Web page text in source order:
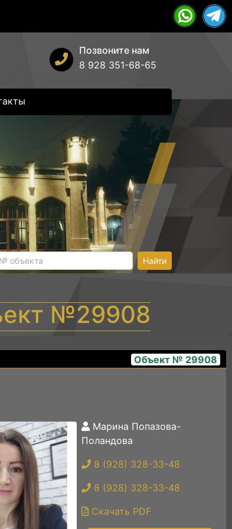
Позвоните нам
8 928 351-68-65
Найти
№29908
Объект № 29908
bip image 2026-03-12 pmt 13.59.44
Марина Попазова-
Поландова
8 (928) 328-33-48
8 (928) 328-33-48
Скачать PDF